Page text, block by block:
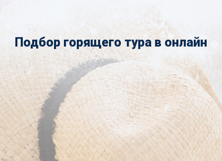
Подбор горящего тура в онлайн